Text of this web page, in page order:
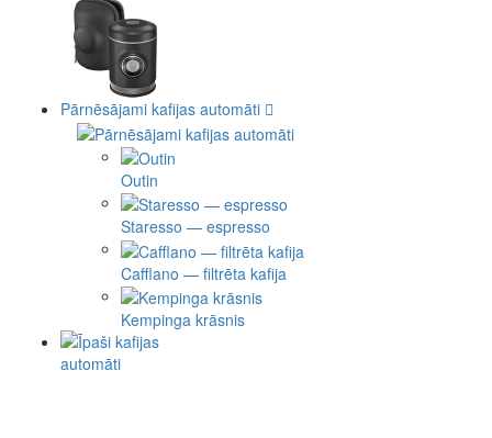
Pārnēsājami kafijas automāti
Outin
Staresso — espresso
Cafflano — filtrēta kafija
Kempinga krāsnis